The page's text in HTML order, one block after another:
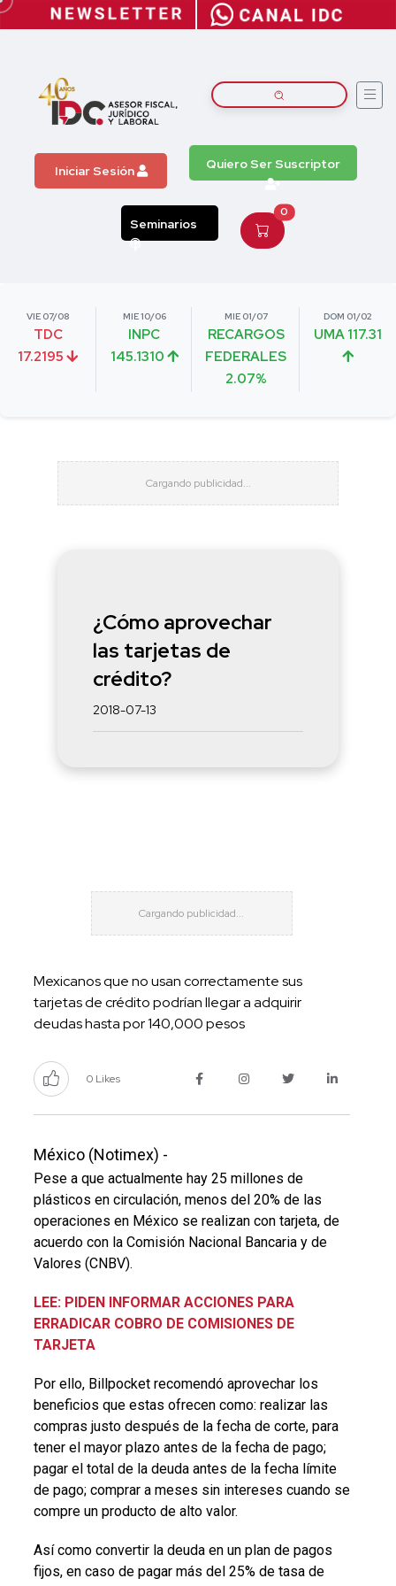
Iniciar Sesión Quiero Ser Suscriptor
Seminarios
0
VIE 07/08
TDC
17.2195
MIE 10/06
INPC
145.1310
MIE 01/07
RECARGOS
FEDERALES
2.07%
DOM 01/02
UMA 117.31
¿Cómo aprovechar
las tarjetas de
crédito?
2018-07-13
Mexicanos que no usan correctamente sus
tarjetas de crédito podrían llegar a adquirir
deudas hasta por 140,000 pesos
0 Likes
México (Notimex) -
Pese a que actualmente hay 25 millones de
plásticos en circulación, menos del 20% de las
operaciones en México se realizan con tarjeta, de
acuerdo con la Comisión Nacional Bancaria y de
Valores (CNBV).
LEE: PIDEN INFORMAR ACCIONES PARA
ERRADICAR COBRO DE COMISIONES DE
TARJETA
Por ello, Billpocket recomendó aprovechar los
beneficios que estas ofrecen como: realizar las
compras justo después de la fecha de corte, para
tener el mayor plazo antes de la fecha de pago;
pagar el total de la deuda antes de la fecha límite
de pago; comprar a meses sin intereses cuando se
compre un producto de alto valor.
Así como convertir la deuda en un plan de pagos
fijos, en caso de pagar más del 25% de tasa de